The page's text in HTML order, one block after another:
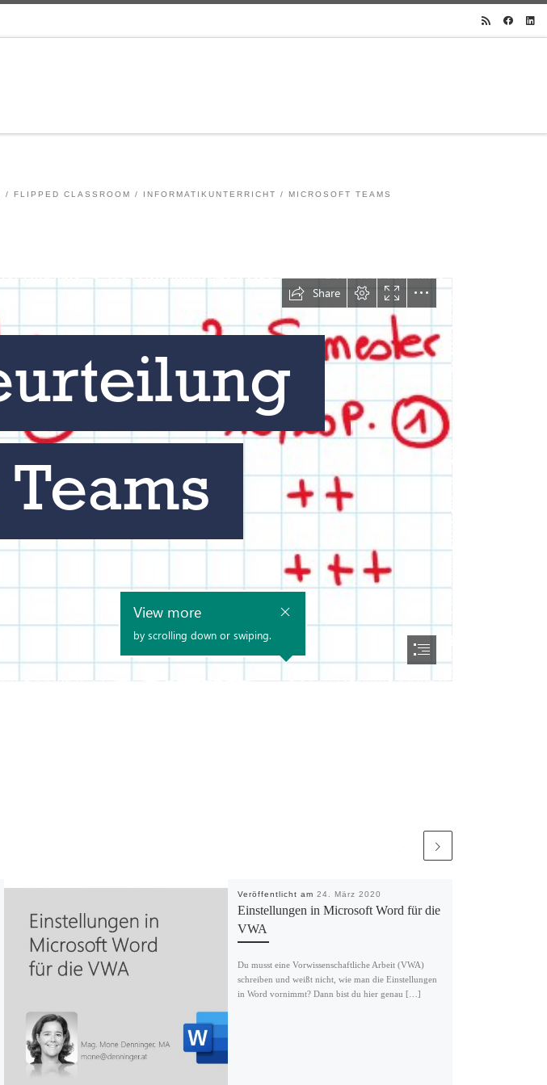
FLIPPED CLASSROOM INFORMATIKUNTERRICHT MICROSOFT TEAMS
Veröffentlicht am 24. März 2020
Einstellungen in Microsoft Word für die
VWA
Du musst eine Vorwissenschaftliche Arbeit (VWA)
schreiben und weißt nicht, wie man die Einstellungen
in Word vornimmt? Dann bist du hier genau […]